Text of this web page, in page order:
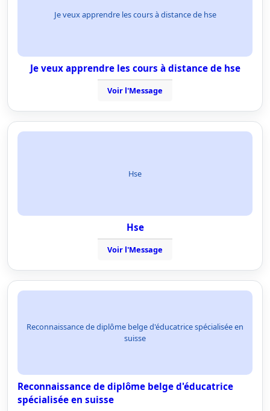
Je veux apprendre les cours à distance de hse
Je veux apprendre les cours à distance de hse
Voir l'Message
Hse
Hse
Voir l'Message
Reconnaissance de diplôme belge d'éducatrice spécialisée en
suisse
Reconnaissance de diplôme belge d'éducatrice
spécialisée en suisse